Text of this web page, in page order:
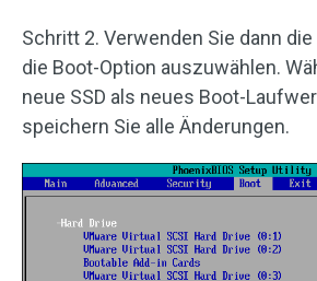
Schritt 2. Verwenden Sie dann
die Boot-Option auszuwählen.
neue SSD als neues Boot-
speichern Sie alle Änderungen.